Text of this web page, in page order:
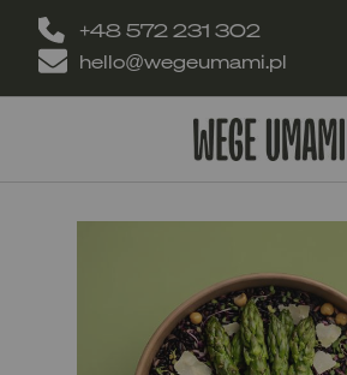
+48 572 231 302
hello@wegeumami.pl